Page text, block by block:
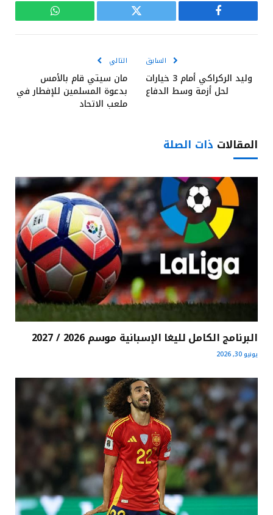
فيسبوك تويتر واتساب
السابق
وليد الركراكي أمام 3 خيارات
لحل أزمة وسط الدفاع
التالي
مان سيتي قام بالأمس
بدعوة المسلمين للإفطار في
ملعب الاتحاد
المقالات ذات الصلة
البرنامج الكامل لليغا الإسبانية موسم 2026 / 2027
يونيو 30, 2026